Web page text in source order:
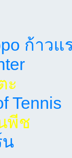
ก้าวแ
ะ
Tennis
พีช
น